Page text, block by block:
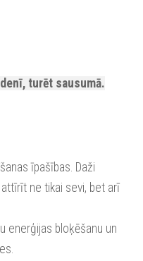
turēt sausumā.
īpašības. Daži
ne tikai sevi, bet arī
enerģijas bloķēšanu un